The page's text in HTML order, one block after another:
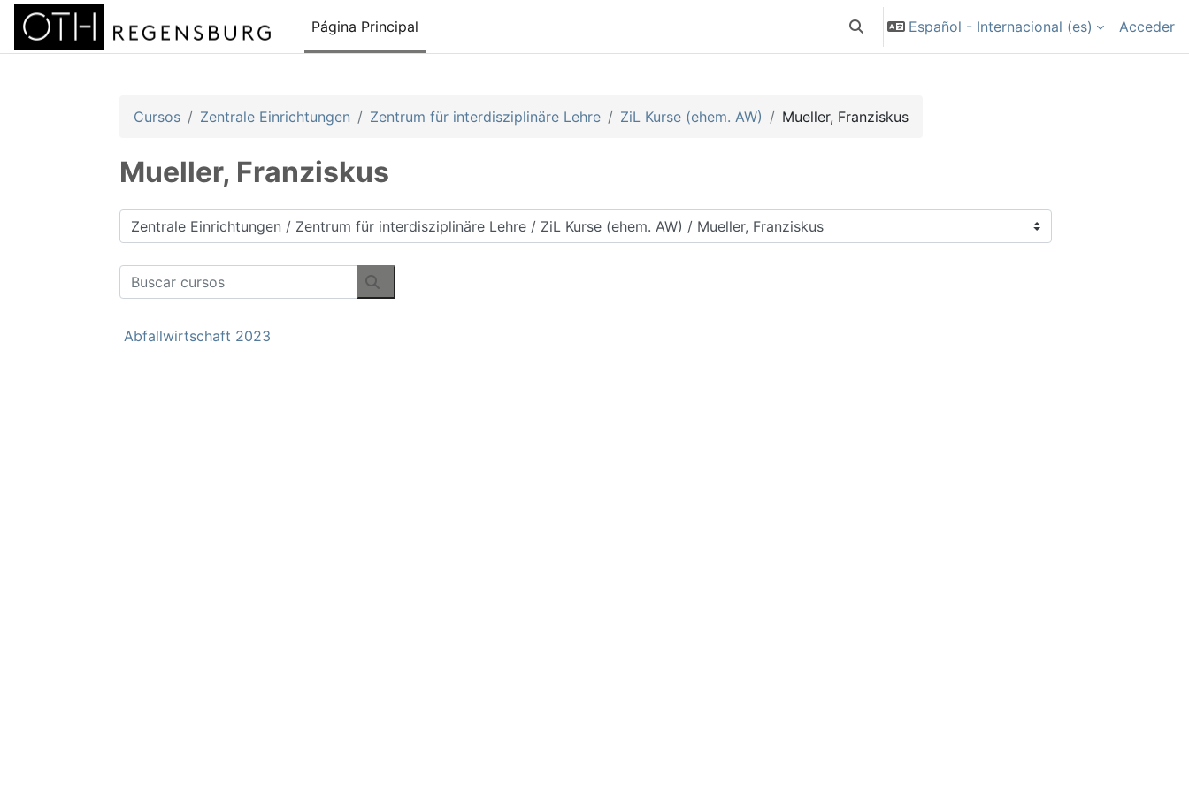
Salta al contenido principal
Página Principal
Selector de búsqueda de entrada
Español - Internacional ‎(es)‎ Acceder
Cursos Zentrale Einrichtungen Zentrum für interdisziplinäre Lehre ZiL Kurse (ehem. AW) Mueller, Franziskus
Mueller, Franziskus
Categorías
Buscar cursos
Buscar cursos
Abfallwirtschaft 2023